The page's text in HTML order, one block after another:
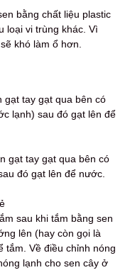
bằng chất liệu plastic
loại vi trùng khác. Vì
khó làm ổ hơn.
tay gạt qua bên có
lạnh) sau đó gạt lên để
gạt tay gạt qua bên có
đó gạt lên để nước.
sau khi tắm bằng sen
lên (hay còn gọi là
tắm. Về điều chỉnh nóng
lạnh cho sen cây ở